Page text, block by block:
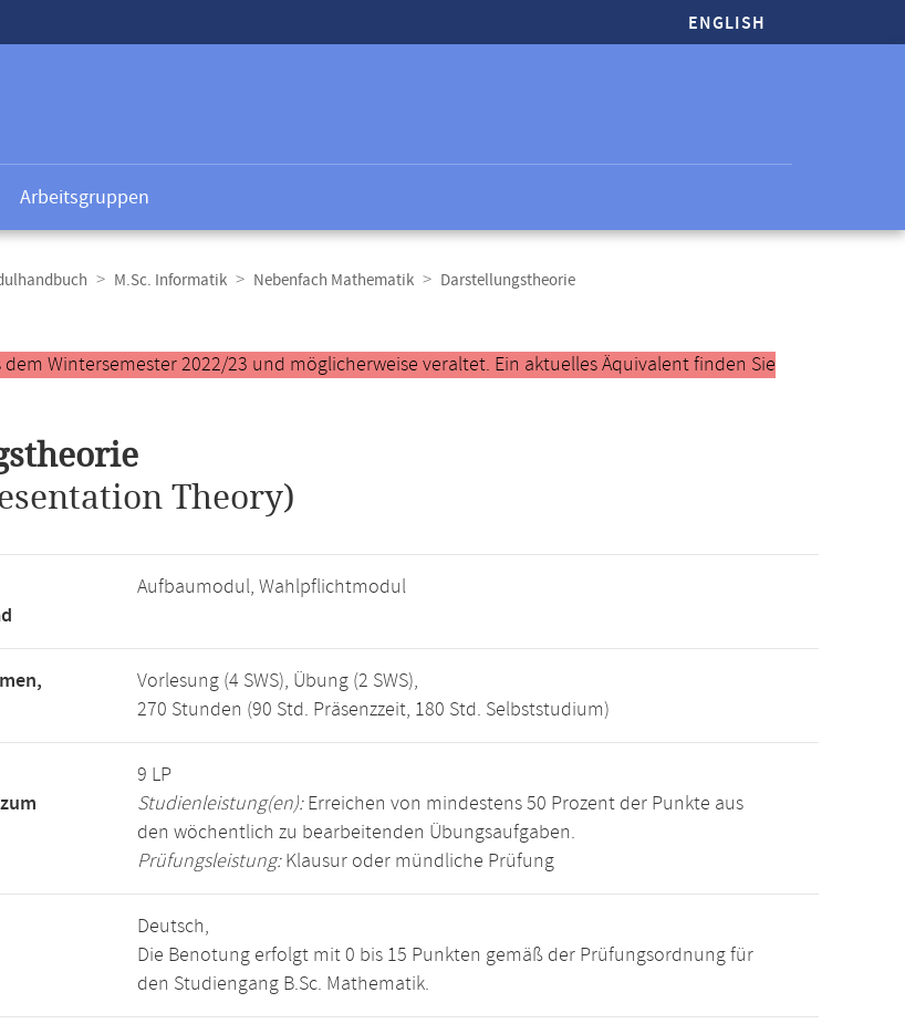
ENGLISH
Arbeitsgruppen
M.Sc. Informatik Nebenfach Mathematik Darstellungstheorie
dem Wintersemester 2022/23 und möglicherweise veraltet. Ein aktuelles Äquivalent finden Sie
Theory)
Aufbaumodul, Wahlpflichtmodul
Vorlesung (4 SWS), Übung (2 SWS),
270 Stunden (90 Std. Präsenzzeit, 180 Std. Selbststudium)
9 LP
Studienleistung(en):Erreichen von mindestens 50 Prozent der Punkte aus
den wöchentlich zu bearbeitenden Übungsaufgaben.
Prüfungsleistung:Klausur oder mündliche Prüfung
Deutsch,
Die Benotung erfolgt mit 0 bis 15 Punkten gemäß der Prüfungsordnung für
den Studiengang B.Sc. Mathematik.